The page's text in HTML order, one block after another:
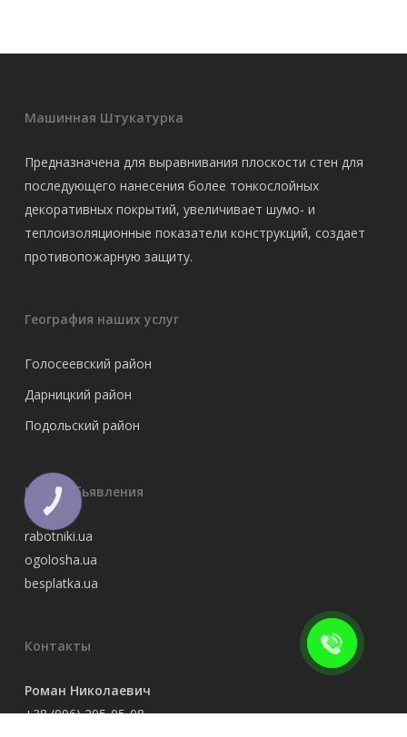
Машинная Штукатурка
Предназначена для выравнивания плоскости стен для
последующего нанесения более тонкослойных
декоративных покрытий, увеличивает шумо- и
теплоизоляционные показатели конструкций, создает
противопожарную защиту.
География наших услуг
Голосеевский район
Дарницкий район
Подольский район
Наши обьявления
rabotniki.ua
ogolosha.ua
besplatka.ua
Контакты
Роман Николаевич
+38 (096) 295-05-08
КНОПКА
ЗВ'ЯЗКУ